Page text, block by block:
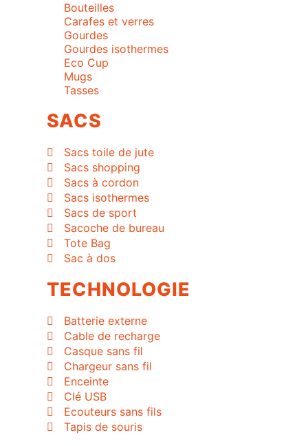
Bouteilles
Carafes et verres
Gourdes
Gourdes isothermes
Eco Cup
Mugs
Tasses
SACS
Sacs toile de jute
Sacs shopping
Sacs à cordon
Sacs isothermes
Sacs de sport
Sacoche de bureau
Tote Bag
Sac à dos
TECHNOLOGIE
Batterie externe
Cable de recharge
Casque sans fil
Chargeur sans fil
Enceinte
Clé USB
Ecouteurs sans fils
Tapis de souris